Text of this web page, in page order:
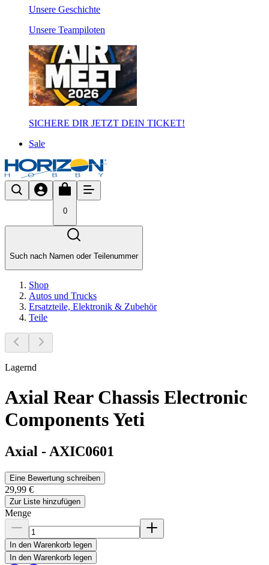
Unsere Geschichte
Unsere Teampiloten
SICHERE DIR JETZT DEIN TICKET!
Sale
0
Such nach Namen oder Teilenummer
Shop
Autos und Trucks
Ersatzteile, Elektronik & Zubehör
Teile
Lagernd
Axial Rear Chassis Electronic
Components Yeti
Axial - AXIC0601
Eine Bewertung schreiben
29,99 €
Zur Liste hinzufügen
Menge
In den Warenkorb legen
In den Warenkorb legen